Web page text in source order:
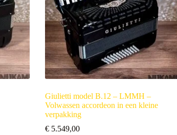
Giulietti model B.12 – LMMH –
Volwassen accordeon in een kleine
verpakking
€5.549,00